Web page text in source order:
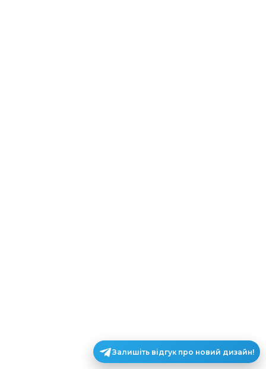
Залишіть відгук про новий дизайн!